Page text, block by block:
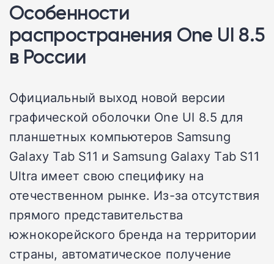
Особенности
распространения One UI 8.5
в России
Официальный выход новой версии
графической оболочки One UI 8.5 для
планшетных компьютеров Samsung
Galaxy Tab S11 и Samsung Galaxy Tab S11
Ultra имеет свою специфику на
отечественном рынке. Из-за отсутствия
прямого представительства
южнокорейского бренда на территории
страны, автоматическое получение